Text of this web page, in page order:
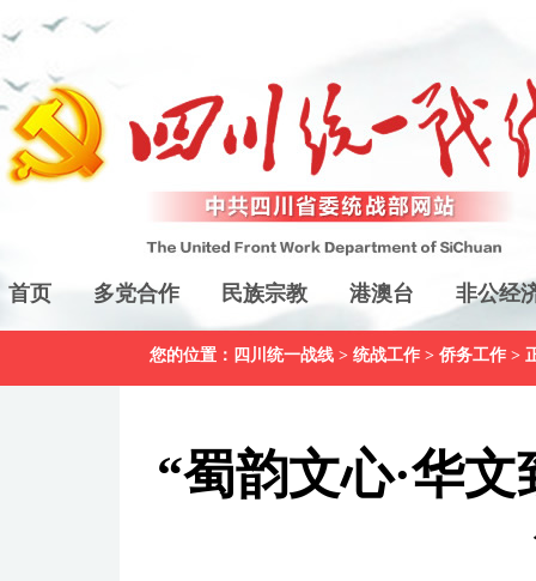
首页 多党合作 民族宗教 港澳台 非公经
您的位置： 四川统一战线 > 统战工作 > 侨务工作 >
“蜀韵文心·华